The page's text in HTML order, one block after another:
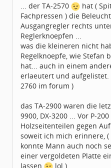
... der TA-2570
hat (
Fachpressen ) die
Ausgangregler rechts
Reglerknoepfen ...
was die kleineren nicht
Regelknoepfe, wie Stefan
hat... auch in einem
erlaeutert und aufgelistet.
2760 im forum )
das TA-2900 waren die
9900, DX-3200 ... Vor P-
Holzseitenteilen gegen
soweit ich mich erinnere,
konnte Mann auch noch
einer vergoldeten Platte
lassen
lol ) ...